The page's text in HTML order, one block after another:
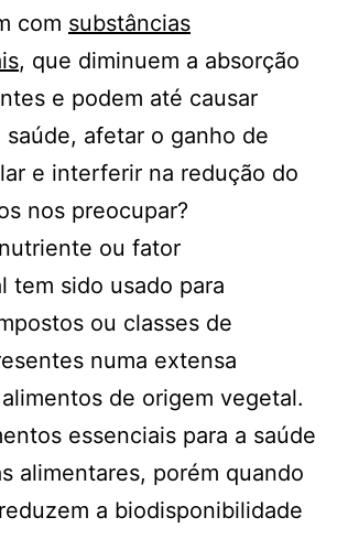
com substâncias
, que diminuem a absorção
e podem até causar
saúde, afetar o ganho de
e interferir na redução do
nos preocupar?
ou fator
tem sido usado para
ou classes de
numa extensa
de origem vegetal.
essenciais para a saúde
alimentares, porém quando
a biodisponibilidade